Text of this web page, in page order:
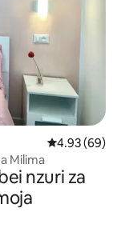
Ukadiriaji wa
4.93 (69)
Milima
nzuri za